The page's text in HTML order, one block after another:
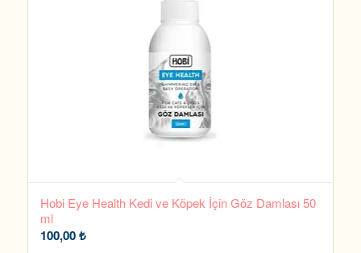
Hobi Eye Health Kedi ve Köpek İçin Göz Damlası 50
ml
100,00₺